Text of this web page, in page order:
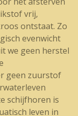
vrij,
ontstaat. Zo
evenwicht
we geen herstel
geen zuurstof
schijfhoren is
leven in